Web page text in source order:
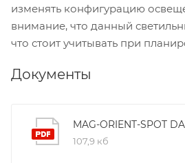
изменять конфигурацию
внимание, что данный
что стоит учитывать при
Документы
MAG-ORIENT-SPOT
107,9 кб